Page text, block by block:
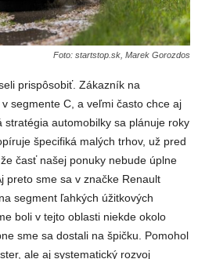
Foto: startstop.sk, Marek Gorozdos
prispôsobiť. Zákazník na
segmente C, a veľmi často chce aj
automobilky sa plánuje roky
špecifiká malých trhov, už pred
časť našej ponuky nebude úplne
preto sme sa v značke Renault
segment ľahkých úžitkových
boli v tejto oblasti niekde okolo
sme sa dostali na špičku. Pomohol
ale aj systematický rozvoj